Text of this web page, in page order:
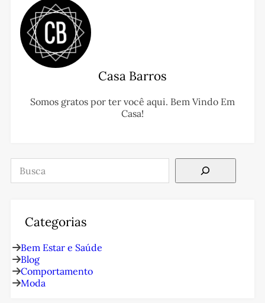
Casa Barros
Somos gratos por ter você aqui. Bem Vindo Em
Casa!
Pesquisar
Categorias
Bem Estar e Saúde
Blog
Comportamento
Moda